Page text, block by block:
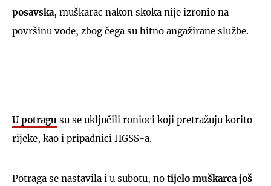
posavska, muškarac nakon skoka nije izronio na
površinu vode, zbog čega su hitno angažirane službe.
U potragu su se uključili ronioci koji pretražuju korito
rijeke, kao i pripadnici HGSS-a.
Potraga se nastavila i u subotu, no tijelo muškarca još